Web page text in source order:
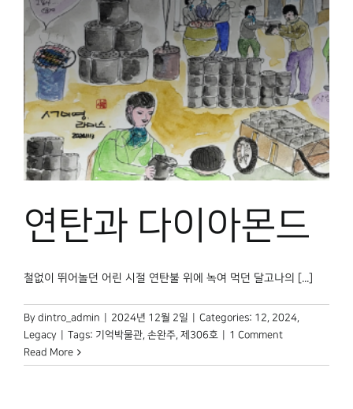
연탄과 다이아몬드
철없이 뛰어놀던 어린 시절 연탄불 위에 녹여 먹던 달고나의 [...]
By dintro_admin 2024년 12월 2일 Categories: 12, 2024,
Legacy
Tags: 기억박물관, 손완주, 제306호
1 Comment
Read More